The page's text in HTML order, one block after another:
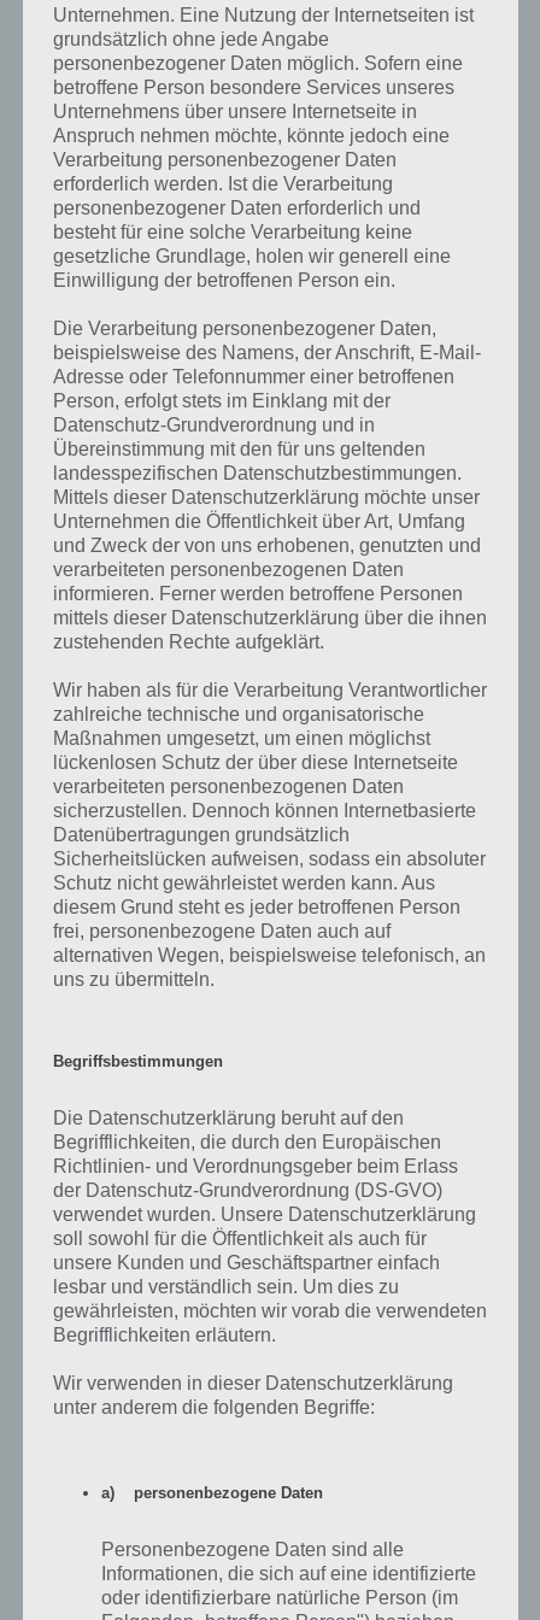
Die Quest Eisprinzessin
Martin verschwindet
aktuell nicht aus Die
Simpsons Springfield
Prinzessin Nerd komplett
rauszuwerfen.
Selbst das Einlagern von Martin
funktioniert nicht, die Quest ist
daraufhin einfach wieder
aktiviert. Das der Palast aktuell
gar nicht mehr gekauft werden
kann, ist der App egal.
Warte, bis die Quest von Eisprinzessin
Martin geparkt wird
Jedoch haben die Entwickler eine Funktionalität integriert, womit die
Quest verschwindet, zumindest teilweise. Nach ca. 3-4 Wochen,
wenn die Quest Prinzessin Nerd von Eisprinzessin Martin nicht
angerührt wird, wird diese im Aufgabenbuch geparkt, indem ein
spezielles Menü-Icon dazukommt. Das sieht dann wie auf dem
nachfolgenden Screenshot aus.
Wenn du die Quest in Simpsons Springfield nicht
erledigst, dann wird diese unter einem speziellen Icon
Problem muss mit Update der Simpsons
Springfield App behoben werden
Das die Quest aber vollständig entfernt wird, liegt nicht in deinen
Händen. Stattdessen müssen die Entwickler sich darum kümmern
und die Quest mal entfernen, wenn der Palast nicht zur Verfügung
steht.
Auf WhatsApp teilen
Tweet auf Twitter
Mehr Artikel hier auf Touchportal
Unternehmen. Eine Nutzung der Internetseiten ist
grundsätzlich ohne jede Angabe
personenbezogener Daten möglich. Sofern eine
betroffene Person besondere Services unseres
Unternehmens über unsere Internetseite in
Anspruch nehmen möchte, könnte jedoch eine
Verarbeitung personenbezogener Daten
erforderlich werden. Ist die Verarbeitung
personenbezogener Daten erforderlich und
besteht für eine solche Verarbeitung keine
gesetzliche Grundlage, holen wir generell eine
Einwilligung der betroffenen Person ein.
Die Verarbeitung personenbezogener Daten,
beispielsweise des Namens, der Anschrift, E-Mail-
Adresse oder Telefonnummer einer betroffenen
Person, erfolgt stets im Einklang mit der
Datenschutz-Grundverordnung und in
Übereinstimmung mit den für uns geltenden
landesspezifischen Datenschutzbestimmungen.
Mittels dieser Datenschutzerklärung möchte unser
Unternehmen die Öffentlichkeit über Art, Umfang
und Zweck der von uns erhobenen, genutzten und
verarbeiteten personenbezogenen Daten
informieren. Ferner werden betroffene Personen
mittels dieser Datenschutzerklärung über die ihnen
zustehenden Rechte aufgeklärt.
Wir haben als für die Verarbeitung Verantwortlicher
zahlreiche technische und organisatorische
Maßnahmen umgesetzt, um einen möglichst
lückenlosen Schutz der über diese Internetseite
verarbeiteten personenbezogenen Daten
sicherzustellen. Dennoch können Internetbasierte
Datenübertragungen grundsätzlich
Sicherheitslücken aufweisen, sodass ein absoluter
Schutz nicht gewährleistet werden kann. Aus
diesem Grund steht es jeder betroffenen Person
frei, personenbezogene Daten auch auf
alternativen Wegen, beispielsweise telefonisch, an
uns zu übermitteln.
Begriffsbestimmungen
Die Datenschutzerklärung beruht auf den
Begrifflichkeiten, die durch den Europäischen
Richtlinien- und Verordnungsgeber beim Erlass
der Datenschutz-Grundverordnung (DS-GVO)
verwendet wurden. Unsere Datenschutzerklärung
soll sowohl für die Öffentlichkeit als auch für
unsere Kunden und Geschäftspartner einfach
lesbar und verständlich sein. Um dies zu
gewährleisten, möchten wir vorab die verwendeten
Begrifflichkeiten erläutern.
Wir verwenden in dieser Datenschutzerklärung
unter anderem die folgenden Begriffe:
a) personenbezogene Daten
Personenbezogene Daten sind alle
Informationen, die sich auf eine identifizierte
oder identifizierbare natürliche Person (im